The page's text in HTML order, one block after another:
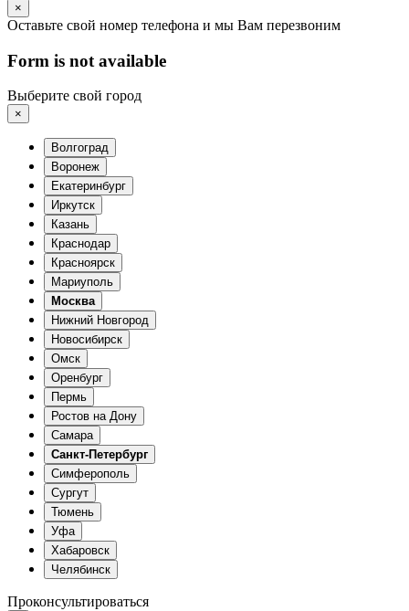
×
Оставьте свой номер телефона и мы Вам перезвоним
Form is not available
Выберите свой город
×
Волгоград
Воронеж
Екатеринбург
Иркутск
Казань
Краснодар
Красноярск
Мариуполь
Москва
Нижний Новгород
Новосибирск
Омск
Оренбург
Пермь
Ростов на Дону
Самара
Санкт-Петербург
Симферополь
Сургут
Тюмень
Уфа
Хабаровск
Челябинск
Проконсультироваться